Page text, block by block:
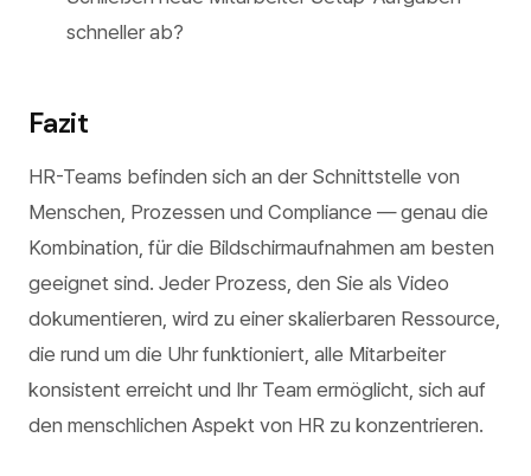
schneller ab?
Fazit
HR-Teams befinden sich an der Schnittstelle von
Menschen, Prozessen und Compliance — genau die
Kombination, für die Bildschirmaufnahmen am besten
geeignet sind. Jeder Prozess, den Sie als Video
dokumentieren, wird zu einer skalierbaren Ressource,
die rund um die Uhr funktioniert, alle Mitarbeiter
konsistent erreicht und Ihr Team ermöglicht, sich auf
den menschlichen Aspekt von HR zu konzentrieren.